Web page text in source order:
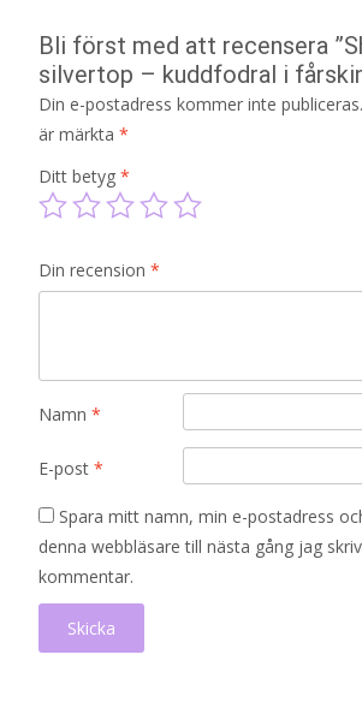
Bli först med att recensera
silvertop – kuddfodral i
Din e-postadress kommer inte publiceras.
är märkta *
Ditt betyg *
Din recension *
Namn *
E-post *
Spara mitt namn, min e-postadress
denna webbläsare till nästa gång jag
kommentar.